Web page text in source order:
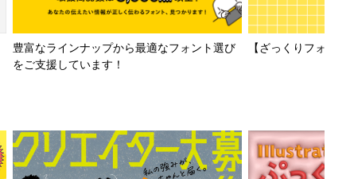
豊富なラインナップから最適なフォント選び
をご支援しています！
【ざっくりフォン